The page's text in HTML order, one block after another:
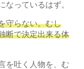
なっているはず。
守らない。むし
断で決定出来る体
を吐く人物を、む